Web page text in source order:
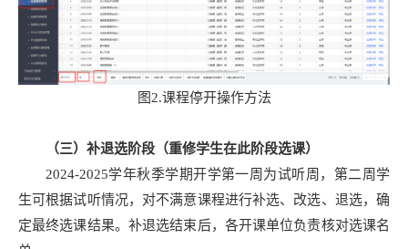
图2.课程停开操作方法
（三）补退选阶段（重修学生在此阶段选课）
2024-2025学年秋季学期开学第一周为试听周，第二周学
生可根据试听情况，对不满意课程进行补选、改选、退选，确
定最终选课结果。补退选结束后，各开课单位负责核对选课名